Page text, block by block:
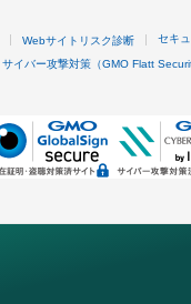
Webサイトリスク診断 セキ
サイバー攻撃対策（GMO Flatt